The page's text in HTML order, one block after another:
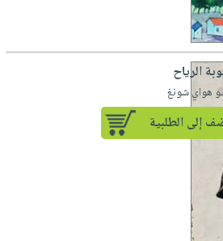
الرياح
هواي شونغ
إلى الطلبية